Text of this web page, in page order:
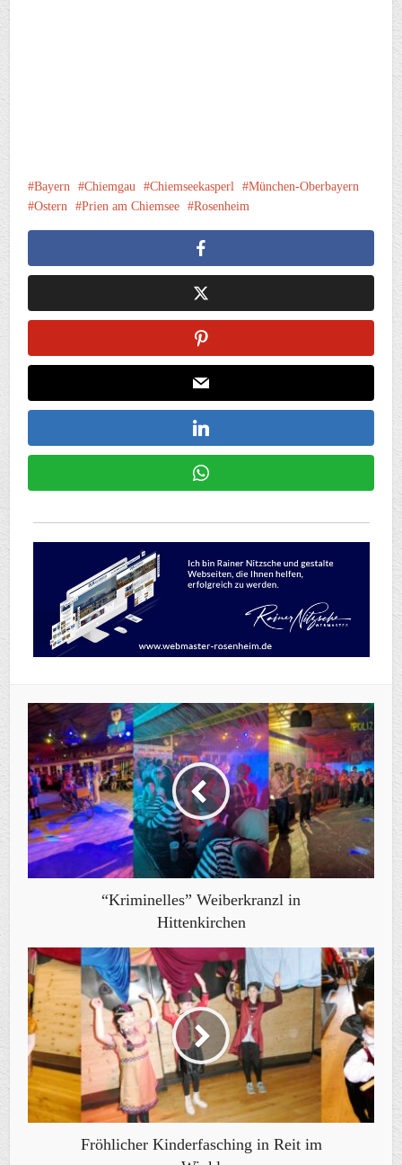
Bayern Chiemgau Chiemseekasperl
München-Oberbayern
Ostern
Prien am Chiemsee Rosenheim
“Kriminelles” Weiberkranzl in
Hittenkirchen
Fröhlicher Kinderfasching in Reit im